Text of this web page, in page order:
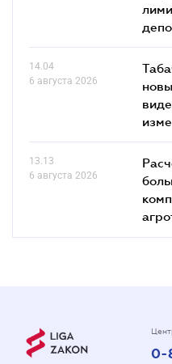
14.04
6 августа 2026
13.13
6 августа 2026
0-